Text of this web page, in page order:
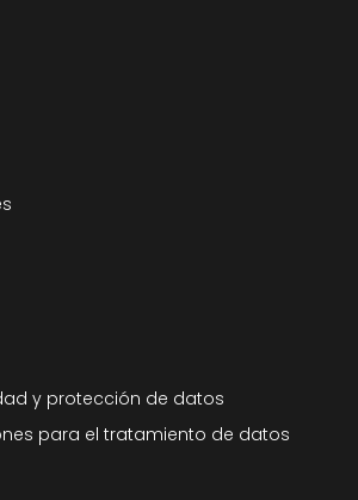
y protección de datos
para el tratamiento de datos